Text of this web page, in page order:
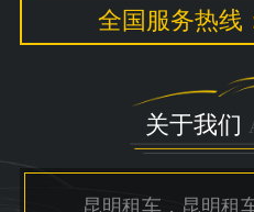
全国服务热线
关于我们
昆明租车，昆明租